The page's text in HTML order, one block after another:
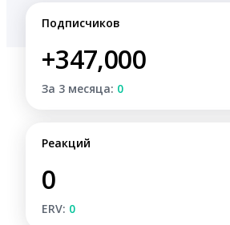
Подписчиков
+347,000
За 3 месяца: 0
Реакций
0
ERV: 0